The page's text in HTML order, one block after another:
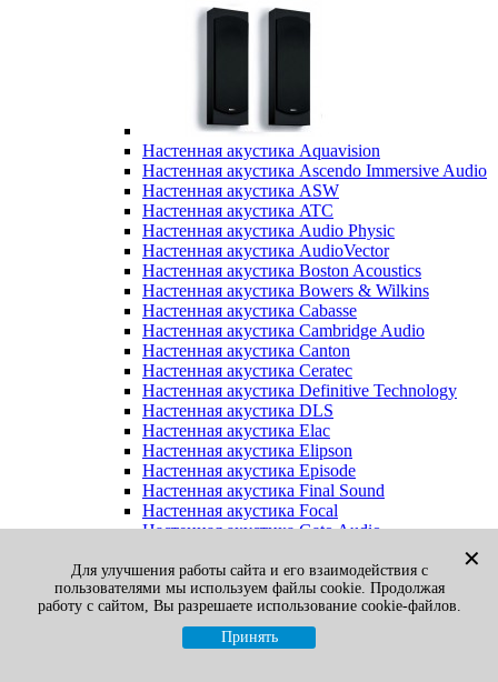
Настенная акустика Aquavision
Настенная акустика Ascendo Immersive Audio
Настенная акустика ASW
Настенная акустика ATC
Настенная акустика Audio Physic
Настенная акустика AudioVector
Настенная акустика Boston Acoustics
Настенная акустика Bowers & Wilkins
Настенная акустика Cabasse
Настенная акустика Cambridge Audio
Настенная акустика Canton
Настенная акустика Ceratec
Настенная акустика Definitive Technology
Настенная акустика DLS
Настенная акустика Elac
Настенная акустика Elipson
Настенная акустика Episode
Настенная акустика Final Sound
Настенная акустика Focal
Настенная акустика Gato Audio
Настенная акустика Jamo
Настенная акустика KEF
Настенная акустика Klipsch
Настенная акустика Legacy
Настенная акустика M&K Sound
✕
Для улучшения работы сайта и его взаимодействия с
пользователями мы используем файлы cookie. Продолжая
работу с сайтом, Вы разрешаете использование cookie-файлов.
Принять